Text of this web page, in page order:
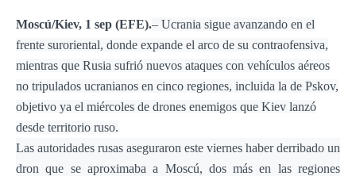
Moscú/Kiev, 1 sep (EFE).– Ucrania sigue avanzando en el
frente suroriental, donde expande el arco de su contraofensiva,
mientras que Rusia sufrió nuevos ataques con vehículos aéreos
no tripulados ucranianos en cinco regiones, incluida la de Pskov,
objetivo ya el miércoles de drones enemigos que Kiev lanzó
desde territorio ruso.
Las autoridades rusas aseguraron este viernes haber derribado un
dron que se aproximaba a Moscú, dos más en las regiones